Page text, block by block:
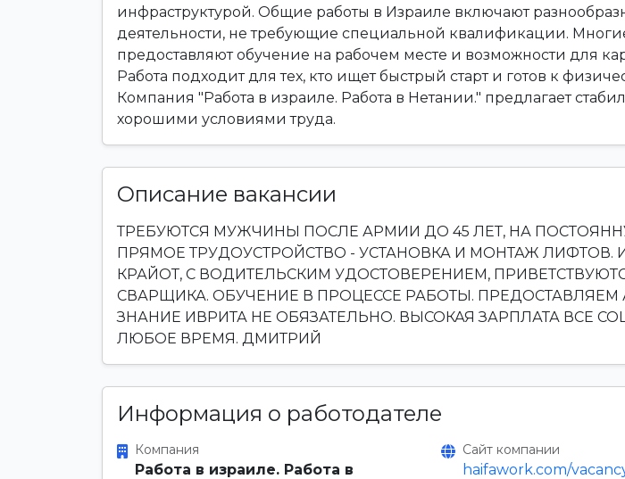
инфраструктурой. Общие работы в Израиле включают
деятельности, не требующие специальной квалификации.
предоставляют обучение на рабочем месте и возможности для
Работа подходит для тех, кто ищет быстрый старт и готов к
Компания "Работа в израиле. Работа в Нетании." предлагает
хорошими условиями труда.
Описание вакансии
ТРЕБУЮТСЯ МУЖЧИНЫ ПОСЛЕ АРМИИ ДО 45 ЛЕТ, НА
ПРЯМОЕ ТРУДОУСТРОЙСТВО - УСТАНОВКА И МОНТАЖ ЛИФТОВ.
КРАЙОТ, С ВОДИТЕЛЬСКИМ УДОСТОВЕРЕНИЕМ,
СВАРЩИКА. ОБУЧЕНИЕ В ПРОЦЕССЕ РАБОТЫ.
ЗНАНИЕ ИВРИТА НЕ ОБЯЗАТЕЛЬНО. ВЫСОКАЯ ЗАРПЛАТА ВСЕ
ЛЮБОЕ ВРЕМЯ. ДМИТРИЙ
Информация о работодателе
Компания
Работа в израиле. Работа в
Сайт компании
haifawork.com/